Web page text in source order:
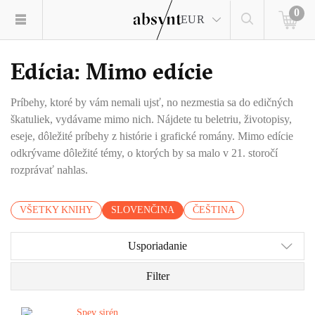
EUR
0
Edícia: Mimo edície
Príbehy, ktoré by vám nemali ujsť, no nezmestia sa do edičných
škatuliek, vydávame mimo nich. Nájdete tu beletriu, životopisy,
eseje, dôležité príbehy z histórie i grafické romány. Mimo edície
odkrývame dôležité témy, o ktorých by sa malo v 21. storočí
rozprávať nahlas.
VŠETKY KNIHY SLOVENČINA ČEŠTINA
Usporiadanie
Filter